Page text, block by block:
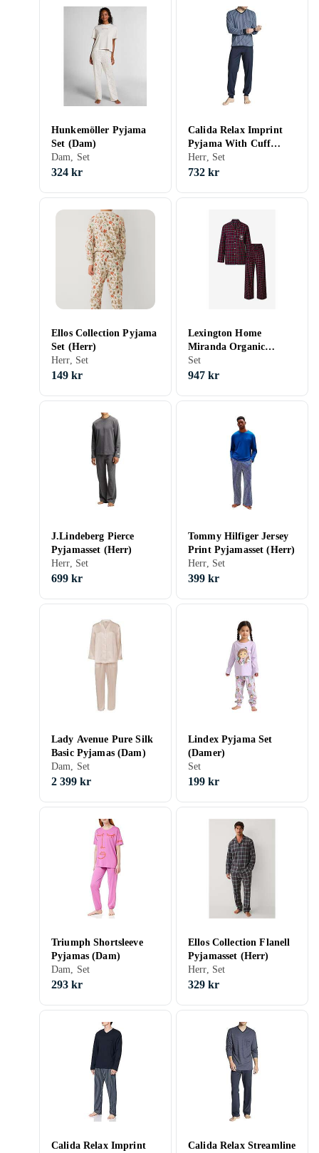
Hunkemöller Pyjama
Set (Dam)
Dam, Set
324 kr
Calida Relax Imprint
Pyjama With Cuff
(Herr)
Herr, Set
732 kr
Ellos Collection Pyjama
Set (Herr)
Herr, Set
149 kr
Lexington Home
Miranda Organic
Cotton Checked Flannel
Pyjama Set (Unisex)
Set
947 kr
J.Lindeberg Pierce
Pyjamasset (Herr)
Herr, Set
699 kr
Tommy Hilfiger Jersey
Print Pyjamasset (Herr)
Herr, Set
399 kr
Lady Avenue Pure Silk
Basic Pyjamas (Dam)
Dam, Set
2 399 kr
Lindex Pyjama Set
(Damer)
Set
199 kr
Triumph Shortsleeve
Pyjamas (Dam)
Dam, Set
293 kr
Ellos Collection Flanell
Pyjamasset (Herr)
Herr, Set
329 kr
Calida Relax Imprint
Calida Relax Streamline